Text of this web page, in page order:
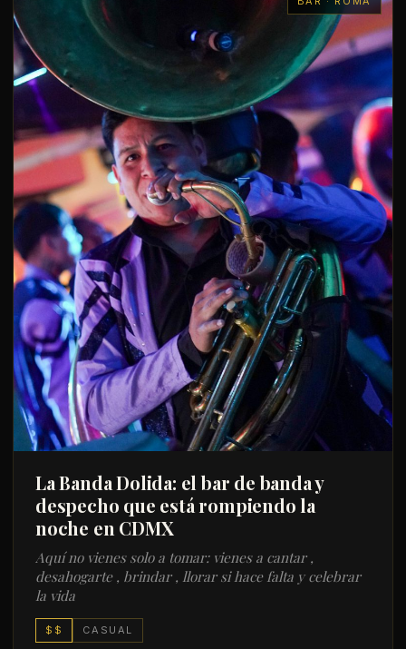
La Banda Dolida: el bar de banda y
despecho que está rompiendo la
noche en CDMX
Aquí no vienes solo a tomar: vienes a cantar ,
desahogarte , brindar , llorar si hace falta y celebrar
la vida
$$ CASUAL